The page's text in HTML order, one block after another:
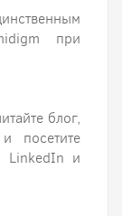
при
блог,
посетите
LinkedIn и